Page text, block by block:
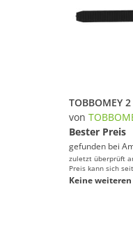
von
Bester Preis
gefunden bei
zuletzt überprüft
Preis kann sich
Keine